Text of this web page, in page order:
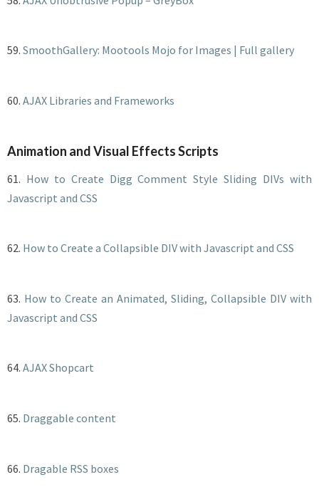
59. SmoothGallery: Mootools Mojo for Images | Full gallery
60. AJAX Libraries and Frameworks
Animation and Visual Effects Scripts
61. How to Create Digg Comment Style Sliding DIVs with
Javascript and CSS
62. How to Create a Collapsible DIV with Javascript and CSS
63. How to Create an Animated, Sliding, Collapsible DIV with
Javascript and CSS
64. AJAX Shopcart
65. Draggable content
66. Dragable RSS boxes